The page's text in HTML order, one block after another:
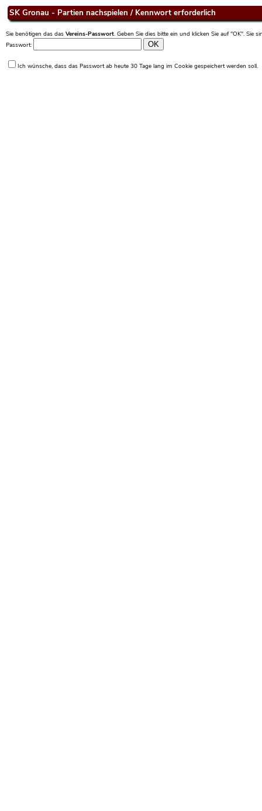
SK Gronau - Partien nachspielen / Kennwort erforderlich
Sie benötigen das das Vereins-Passwort. Geben Sie dies bitte ein und klicken Sie auf "OK". Sie
Passwort:
Ich wünsche, dass das Passwort ab heute 30 Tage lang im Cookie gespeichert werden soll.